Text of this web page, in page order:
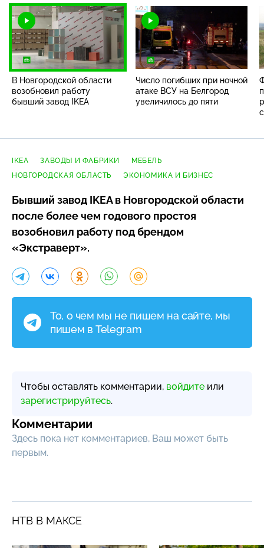
В Новгородской области
возобновил работу
бывший завод IKEA
Число погибших при ночной
атаке ВСУ на Белгород
увеличилось до пяти
IKEA ЗАВОДЫ И ФАБРИКИ
МЕБЕЛЬ
НОВГОРОДСКАЯ ОБЛАСТЬ
ЭКОНОМИКА И БИЗНЕС
Бывший завод IKEA в Новгородской области
после более чем годового простоя
возобновил работу под брендом
«Экстраверт».
То, о чем мы не пишем на сайте, мы
пишем в Telegram
Чтобы оставлять комментарии, войдите или
зарегистрируйтесь.
Комментарии
Здесь пока нет комментариев, Ваш может быть
первым.
НТВ В МАКСЕ